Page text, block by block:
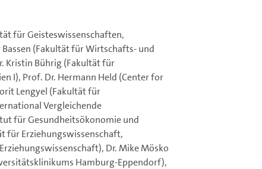
für Geisteswissenschaften,
Bassen (Fakultät für Wirtschafts- und
Kristin Bührig (Fakultät für
I), Prof. Dr. Hermann Held (Center for
Lengyel (Fakultät für
Vergleichende
für Gesundheitsökonomie und
für Erziehungswissenschaft,
Dr. Mike Mösko
Hamburg-Eppendorf),